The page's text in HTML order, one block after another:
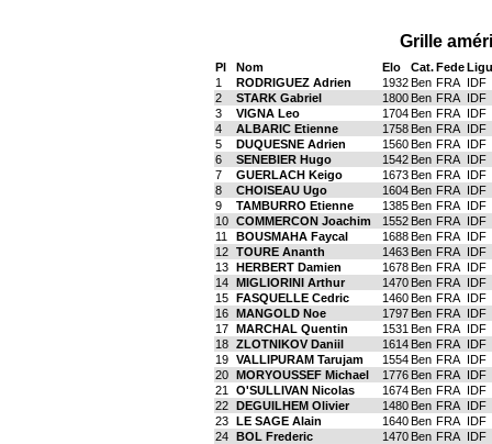
Grille
Pl Nom Elo Cat.Fede
1
RODRIGUEZ Adrien 1932Ben FRA IDF
2
STARK Gabriel 1800 Ben FRA IDF
3
VIGNA Leo 1704Ben FRA IDF
4
ALBARIC Etienne 1758 Ben FRA IDF
5
DUQUESNE Adrien 1560Ben FRA IDF
6
SENEBIER Hugo 1542 Ben FRA IDF
7
GUERLACH Keigo 1673Ben FRA IDF
8
CHOISEAU Ugo 1604 Ben FRA IDF
9
TAMBURRO Etienne 1385Ben FRA IDF
10 COMMERCON Joachim 1552 Ben FRA IDF
11
BOUSMAHA Faycal 1688Ben FRA IDF
12 TOURE Ananth 1463 Ben FRA IDF
13 HERBERT Damien 1678Ben FRA IDF
14 MIGLIORINI Arthur 1470 Ben FRA IDF
15 FASQUELLE Cedric 1460Ben FRA IDF
16 MANGOLD Noe 1797 Ben FRA IDF
17 MARCHAL Quentin 1531 Ben FRA IDF
18 ZLOTNIKOV Daniil 1614 Ben FRA IDF
19 VALLIPURAM Tarujam 1554Ben FRA IDF
20 MORYOUSSEF Michael 1776 Ben FRA IDF
21
O'SULLIVAN Nicolas 1674Ben FRA IDF
22 DEGUILHEM Olivier 1480 Ben FRA IDF
23 LE SAGE Alain 1640Ben FRA IDF
24 BOL Frederic 1470 Ben FRA IDF